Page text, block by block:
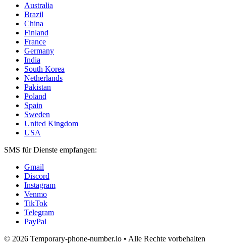
Australia
Brazil
China
Finland
France
Germany
India
South Korea
Netherlands
Pakistan
Poland
Spain
Sweden
United Kingdom
USA
SMS für Dienste empfangen:
Gmail
Discord
Instagram
Venmo
TikTok
Telegram
PayPal
© 2026 Temporary-phone-number.io • Alle Rechte vorbehalten